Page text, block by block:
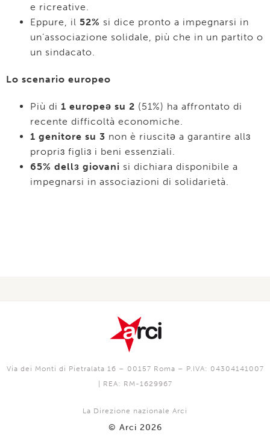
e ricreative.
Eppure, il 52% si dice pronto a impegnarsi in
un’associazione solidale, più che in un partito o
un sindacato.
Lo scenario europeo
Più di 1 europeə su 2 (51%) ha affrontato di
recente difficoltà economiche.
1 genitore su 3 non è riuscitə a garantire allɜ
propriɜ figliɜ i beni essenziali.
65% dellɜ giovani si dichiara disponibile a
impegnarsi in associazioni di solidarietà.
Via dei Monti di Pietralata 16 – 00157 Roma – P.IVA: 04304141007
| REA: RM-1629967
La Direzione nazionale Arci
© Arci 2026